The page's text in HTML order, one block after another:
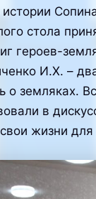
истории
стола
героев-
И.Х. –
земляках.
в
жизни